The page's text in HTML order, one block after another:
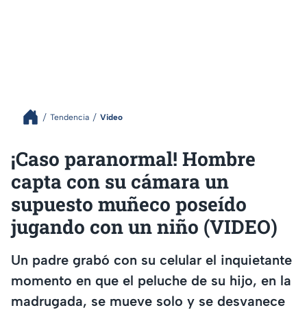
Tendencia Video
¡Caso paranormal! Hombre
capta con su cámara un
supuesto muñeco poseído
jugando con un niño (VIDEO)
Un padre grabó con su celular el inquietante
momento en que el peluche de su hijo, en la
madrugada, se mueve solo y se desvanece